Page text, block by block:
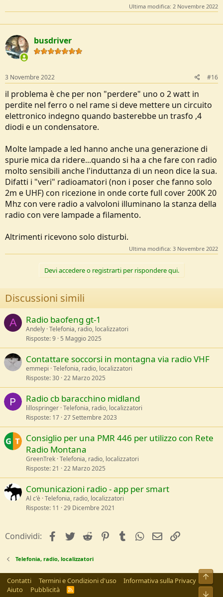
Ultima modifica: 2 Novembre 2022
busdriver
3 Novembre 2022 #16
il problema è che per non "perdere" uno o 2 watt in
perdite nel ferro o nel rame si deve mettere un circuito
elettronico indegno quando basterebbe un trasfo ,4
diodi e un condensatore.
Molte lampade a led hanno anche una generazione di
spurie mica da ridere...quando si ha a che fare con radio
molto sensibili anche l'induttanza di un neon dice la sua.
Difatti i "veri" radioamatori (non i poser che fanno solo
2m e UHF) con ricezione in onde corte full cover 200K 20
Mhz con vere radio a valvoloni illuminano la stanza della
radio con vere lampade a filamento.
Altrimenti ricevono solo disturbi.
Ultima modifica: 3 Novembre 2022
Devi accedere o registrarti per rispondere qui.
Discussioni simili
A Radio baofeng gt-1
Andely Telefonia, radio, localizzatori
Risposte 9 5 Maggio 2025
Contattare soccorsi in montagna via radio VHF
emmepi Telefonia, radio, localizzatori
Risposte 30 22 Marzo 2025
Radio cb baracchino midland
lillospringer Telefonia, radio, localizzatori
Risposte 17 27 Settembre 2023
Consiglio per una PMR 446 per utilizzo con Rete
Radio Montana
GreenTrek Telefonia, radio, localizzatori
Risposte 21 22 Marzo 2025
Comunicazioni radio - app per smart
Al c'è Telefonia, radio, localizzatori
Risposte 11 29 Dicembre 2021
Condividi: facebookTwitterReddit PinterestTumblrWhatsApp
e-mail
Telefonia, radio, localizzatori
Contatti Termini e Condizioni d'uso
Informativa sulla Privacy
Aiuto
Pubblicità
R
Alto